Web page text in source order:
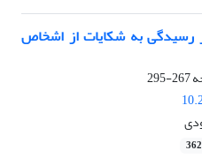
رسیدگی به شکایات از اشخاص
267-295